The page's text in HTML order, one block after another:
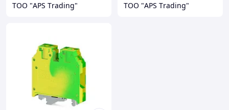
ТОО "APS Тrading" ТОО "APS Тrading"